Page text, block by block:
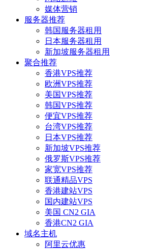
媒体营销
服务器推荐
韩国服务器租用
日本服务器租用
新加坡服务器租用
聚合推荐
香港VPS推荐
欧洲VPS推荐
美国VPS推荐
韩国VPS推荐
便宜VPS推荐
台湾VPS推荐
日本VPS推荐
新加坡VPS推荐
俄罗斯VPS推荐
家宽VPS推荐
联通精品VPS
香港建站VPS
国内建站VPS
美国 CN2 GIA
香港CN2 GIA
域名主机
阿里云优惠